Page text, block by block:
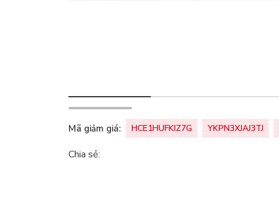
Mã giảm giá: HCE1HUFKIZ7G YKPN3XJAJ3TJ
Chia sẻ: